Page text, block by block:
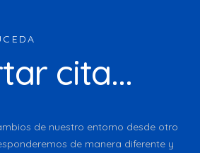
cita...
de nuestro entorno desde otro
de manera diferente y